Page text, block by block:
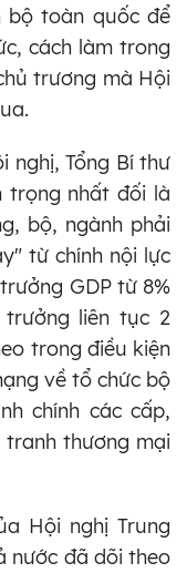
bộ toàn quốc để
cách làm trong
trương mà Hội
nghị, Tổng Bí thư
trọng nhất đối là
bộ, ngành phải
từ chính nội lực
GDP từ 8%
liên tục 2
trong điều kiện
về tổ chức bộ
chính các cấp,
tranh thương mại
Hội nghị Trung
nước đã dõi theo